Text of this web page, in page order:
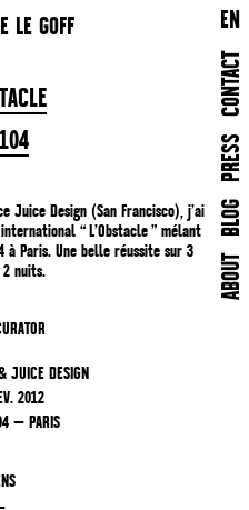
LE GOFF EN
ABOUT
BLOG
PRESS
CONTACT
Juice Design (San Francisco), j’ai
“ L’Obstacle ” mélant
à Paris. Une belle réussite sur 3
nuits.
JUICE DESIGN
2012
— PARIS